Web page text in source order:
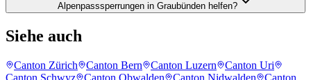
Alpenpasssperrungen in Graubünden helfen?
Siehe auch
Canton Zürich Canton Bern Canton Luzern
Canton Uri